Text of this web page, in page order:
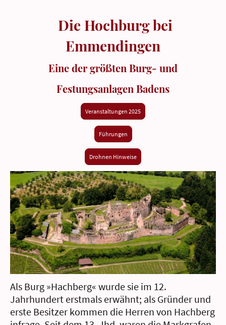
Die Hochburg bei
Emmendingen
Eine der größten Burg- und
Festungsanlagen Badens
Veranstaltungen 2025
Führungen
Drohnen Hinweise
Als Burg »Hachberg« wurde sie im 12.
Jahrhundert erstmals erwähnt; als Gründer und
erste Besitzer kommen die Herren von Hachberg